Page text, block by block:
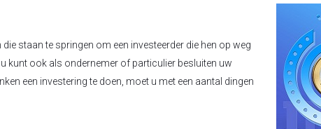
staan te springen om een investeerder die hen op weg
kunt ook als ondernemer of particulier besluiten uw
een investering te doen, moet u met een aantal dingen